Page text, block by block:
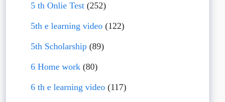
5 th Onlie Test(252)
5th e learning video(122)
5th Scholarship(89)
6 Home work(80)
6 th e learning video(117)